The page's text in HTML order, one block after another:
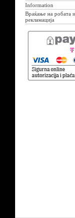
Information
Враќање на робата и
рекламација